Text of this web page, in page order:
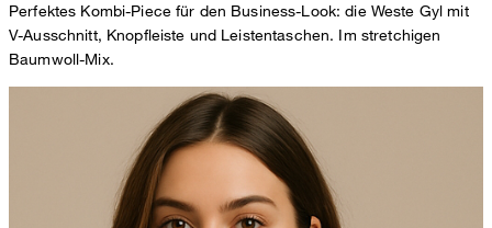
Perfektes Kombi-Piece für den Business-Look: die Weste Gyl mit
V-Ausschnitt, Knopfleiste und Leistentaschen. Im stretchigen
Baumwoll-Mix.